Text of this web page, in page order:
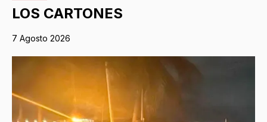
LOS CARTONES
7 Agosto 2026